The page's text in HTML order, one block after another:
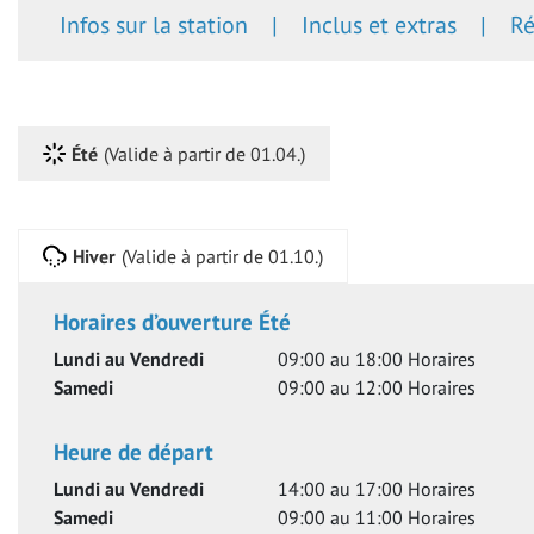
Infos sur la station Inclus et extras
Été (Valide à partir de 01.04.)
Hiver (Valide à partir de 01.10.)
Horaires d’ouverture Été
Lundi au Vendredi 09:00 au 18:00 Horaires
Samedi
09:00 au 12:00 Horaires
Heure de départ
Lundi au Vendredi 14:00 au 17:00 Horaires
Samedi
09:00 au 11:00 Horaires